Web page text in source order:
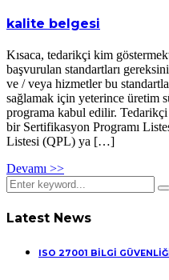
kalite belgesi
Kısaca, tedarikçi kim
başvurulan standartları
ve / veya hizmetler bu
sağlamak için yeterince üretim
programa kabul edilir.
bir Sertifikasyon Programı
Listesi (QPL) ya […]
Devamı >>
Latest News
ISO 27001 BİLGİ